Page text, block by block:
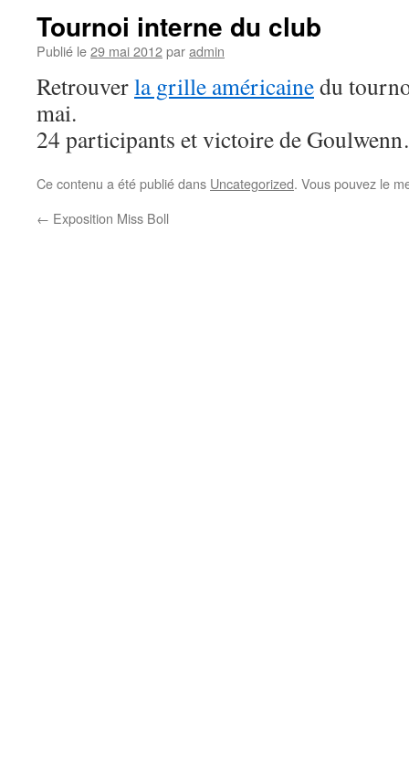
Tournoi interne du club
Publié le29 mai 2012paradmin
Retrouverla grille américainedu
mai.
24 participants et victoire de
Ce contenu a été publié dans Uncategorized. Vous pouvez le
← Exposition Miss Boll